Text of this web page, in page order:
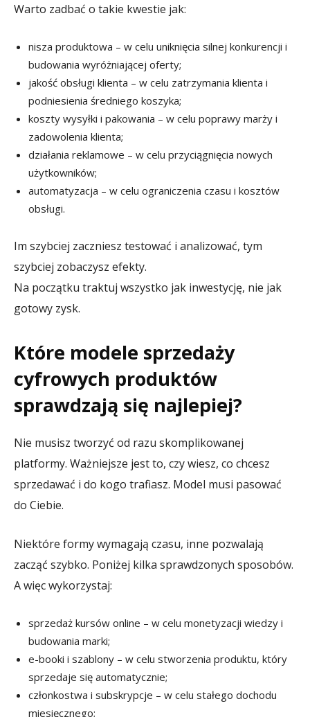
Warto zadbać o takie kwestie jak:
nisza produktowa – w celu uniknięcia silnej konkurencji i
budowania wyróżniającej oferty;
jakość obsługi klienta – w celu zatrzymania klienta i
podniesienia średniego koszyka;
koszty wysyłki i pakowania – w celu poprawy marży i
zadowolenia klienta;
działania reklamowe – w celu przyciągnięcia nowych
użytkowników;
automatyzacja – w celu ograniczenia czasu i kosztów
obsługi.
Im szybciej zaczniesz testować i analizować, tym
szybciej zobaczysz efekty.
Na początku traktuj wszystko jak inwestycję, nie jak
gotowy zysk.
Które modele sprzedaży
cyfrowych produktów
sprawdzają się najlepiej?
Nie musisz tworzyć od razu skomplikowanej
platformy. Ważniejsze jest to, czy wiesz, co chcesz
sprzedawać i do kogo trafiasz. Model musi pasować
do Ciebie.
Niektóre formy wymagają czasu, inne pozwalają
zacząć szybko. Poniżej kilka sprawdzonych sposobów.
A więc wykorzystaj:
sprzedaż kursów online – w celu monetyzacji wiedzy i
budowania marki;
e-booki i szablony – w celu stworzenia produktu, który
sprzedaje się automatycznie;
członkostwa i subskrypcje – w celu stałego dochodu
miesięcznego;